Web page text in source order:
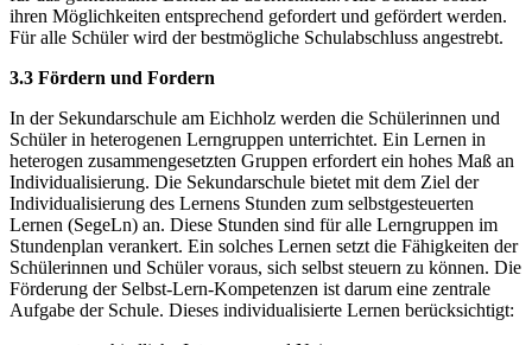
ihren Möglichkeiten entsprechend gefordert und gefördert werden.
Für alle Schüler wird der bestmögliche Schulabschluss angestrebt.
3.3 Fördern und Fordern
In der Sekundarschule am Eichholz werden die Schülerinnen und
Schüler in heterogenen Lerngruppen unterrichtet. Ein Lernen in
heterogen zusammengesetzten Gruppen erfordert ein hohes Maß an
Individualisierung. Die Sekundarschule bietet mit dem Ziel der
Individualisierung des Lernens Stunden zum selbstgesteuerten
Lernen (SegeLn) an. Diese Stunden sind für alle Lerngruppen im
Stundenplan verankert. Ein solches Lernen setzt die Fähigkeiten der
Schülerinnen und Schüler voraus, sich selbst steuern zu können. Die
Förderung der Selbst-Lern-Kompetenzen ist darum eine zentrale
Aufgabe der Schule. Dieses individualisierte Lernen berücksichtigt: